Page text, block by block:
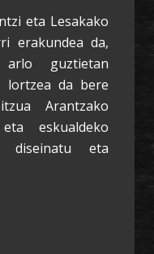
eta Lesakako
erakundea da,
guztietan
lortzea da bere
Arantzako
eskualdeko
diseinatu eta